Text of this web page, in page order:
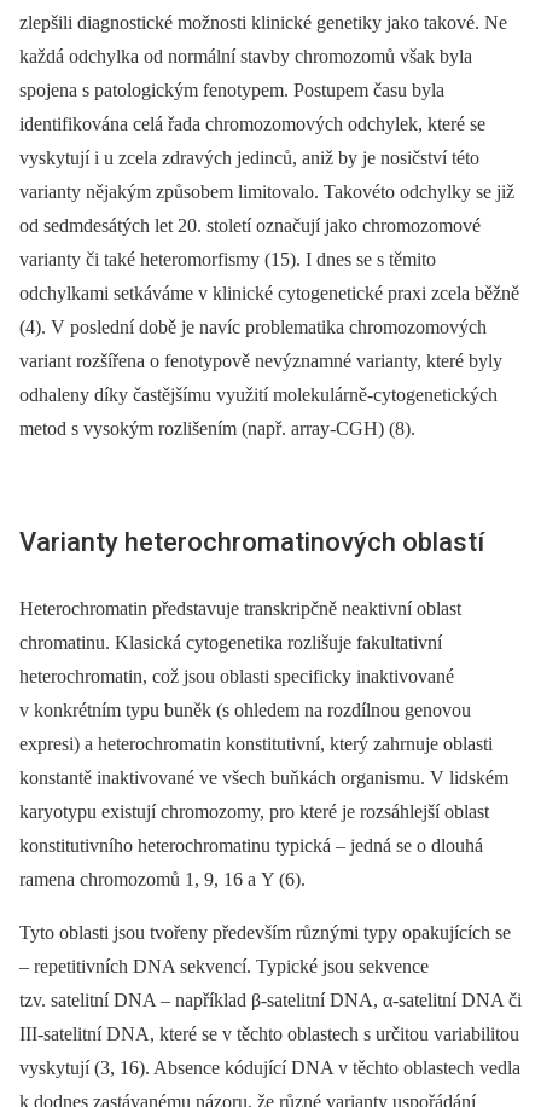
zlepšili diagnostické možnosti klinické genetiky jako takové. Ne
každá odchylka od normální stavby chromozomů však byla
spojena s patologickým fenotypem. Postupem času byla
identifikována celá řada chromozomových odchylek, které se
vyskytují i u zcela zdravých jedinců, aniž by je nosičství této
varianty nějakým způsobem limitovalo. Takovéto odchylky se již
od sedmdesátých let 20. století označují jako chromozomové
varianty či také heteromorfismy (15). I dnes se s těmito
odchylkami setkáváme v klinické cytogenetické praxi zcela běžně
(4). V poslední době je navíc problematika chromozomových
variant rozšířena o fenotypově nevýznamné varianty, které byly
odhaleny díky častějšímu využití molekulárně-cytogenetických
metod s vysokým rozlišením (např. array-CGH) (8).
Varianty heterochromatinových oblastí
Heterochromatin představuje transkripčně neaktivní oblast
chromatinu. Klasická cytogenetika rozlišuje fakultativní
heterochromatin, což jsou oblasti specificky inaktivované
v konkrétním typu buněk (s ohledem na rozdílnou genovou
expresi) a heterochromatin konstitutivní, který zahrnuje oblasti
konstantě inaktivované ve všech buňkách organismu. V lidském
karyotypu existují chromozomy, pro které je rozsáhlejší oblast
konstitutivního heterochromatinu typická –⁠ jedná se o dlouhá
ramena chromozomů 1, 9, 16 a Y (6).
Tyto oblasti jsou tvořeny především různými typy opakujících se
–⁠ repetitivních DNA sekvencí. Typické jsou sekvence
tzv. satelitní DNA –⁠ například β-satelitní DNA, α-satelitní DNA či
III-satelitní DNA, které se v těchto oblastech s určitou variabilitou
vyskytují (3, 16). Absence kódující DNA v těchto oblastech vedla
k dodnes zastávanému názoru, že různé varianty uspořádání